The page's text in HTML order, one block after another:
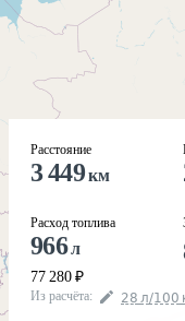
Расстояние
3 449км
Расход топлива
966л
77 280 ₽
Из расчёта: 28 л/100